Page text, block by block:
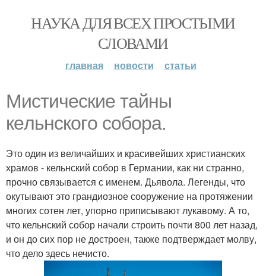
НАУКА ДЛЯ ВСЕХ ПРОСТЫМИ
СЛОВАМИ
главная новости статьи
Миcтичecкие тaйны
кeльнcкoгo coбopa.
Это один из величайших и красивейших христианских
храмов - кельнский собор в Германии, как ни странно,
прочно связывается с именем. Дьявола. Легенды, что
окутывают это грандиозное сооружение на протяжении
многих сотен лет, упорно приписывают лукавому. А то,
что кельнский собор начали строить почти 800 лет назад,
и он до сих пор не достроен, также подтверждает молву,
что дело здесь нечисто.